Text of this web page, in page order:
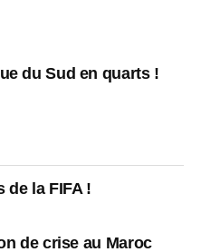
du Sud en quarts !
de la FIFA !
de crise au Maroc